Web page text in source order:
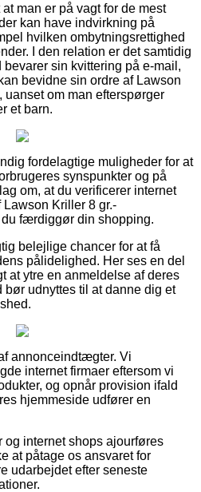
man er på vagt for de mest
kan have indvirkning på
hvilken ombytningsrettighed
I den relation er det samtidig
sin kvittering på e-mail,
bevidne sin ordre af Lawson
uanset om man efterspørger
et barn.
fordelagtige muligheder for at
synspunkter og på
om, at du verificerer internet
Kriller 8 gr.-
færdiggør din shopping.
belejlige chancer for at få
pålidelighed. Her ses en del
at ytre en anmeldelse af deres
udnyttes til at danne dig et
annonceindtægter. Vi
internet firmaer eftersom vi
og opnår provision ifald
hjemmeside udfører en
internet shops ajourføres
at påtage os ansvaret for
udarbejdet efter seneste